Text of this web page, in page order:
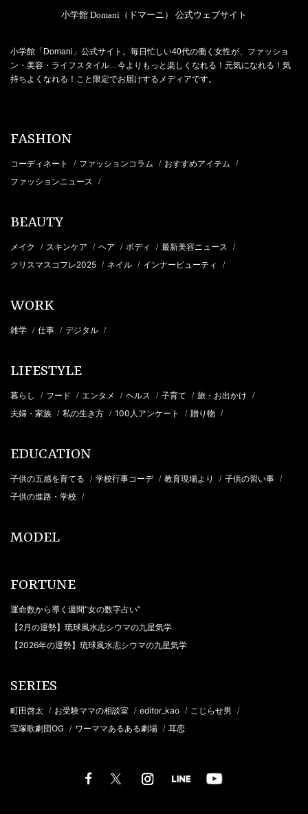
小学館 Domani（ドマーニ） 公式ウェブサイト
小学館「Domani」公式サイト。毎日忙しい40代の働く女性が、ファッショ
ン・美容・ライフスタイル…今よりもっと楽しくなれる！元気になれる！気
持ちよくなれる！こと限定でお届けするメディアです。
FASHION
コーディネート / ファッションコラム / おすすめアイテム /
ファッションニュース /
BEAUTY
メイク / スキンケア / ヘア / ボディ / 最新美容ニュース /
クリスマスコフレ2025 / ネイル / インナービューティ /
WORK
雑学 / 仕事 / デジタル /
LIFESTYLE
暮らし / フード / エンタメ / ヘルス / 子育て / 旅・お出かけ /
夫婦・家族 / 私の生き方 / 100人アンケート / 贈り物 /
EDUCATION
子供の五感を育てる / 学校行事コーデ / 教育現場より / 子供の習い事 /
子供の進路・学校 /
MODEL
FORTUNE
運命数から導く週間“女の数字占い”
【2月の運勢】琉球風水志シウマの九星気学
【2026年の運勢】琉球風水志シウマの九星気学
SERIES
町田啓太 / お受験ママの相談室 / editor_kao / こじらせ男 /
宝塚歌劇団OG / ワーママあるある劇場 / 耳恋